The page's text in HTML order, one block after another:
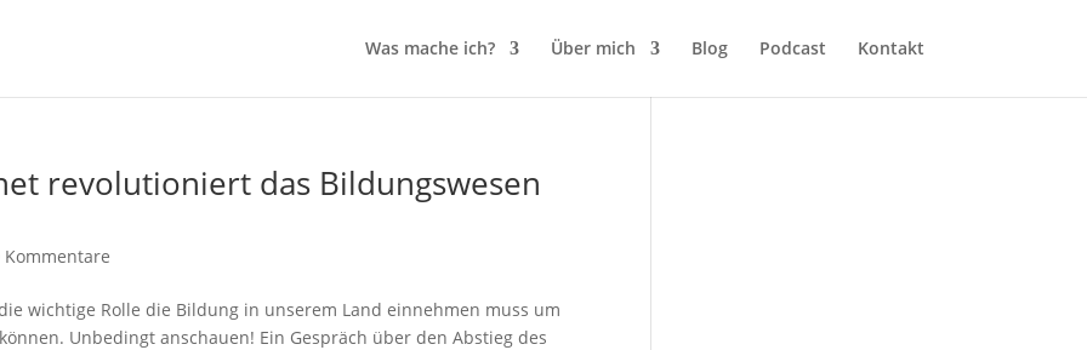
Was mache ich? Über mich Blog Podcast Kontakt
revolutioniert das Bildungswesen
Kommentare
wichtige Rolle die Bildung in unserem Land einnehmen muss um
Unbedingt anschauen! Ein Gespräch über den Abstieg des